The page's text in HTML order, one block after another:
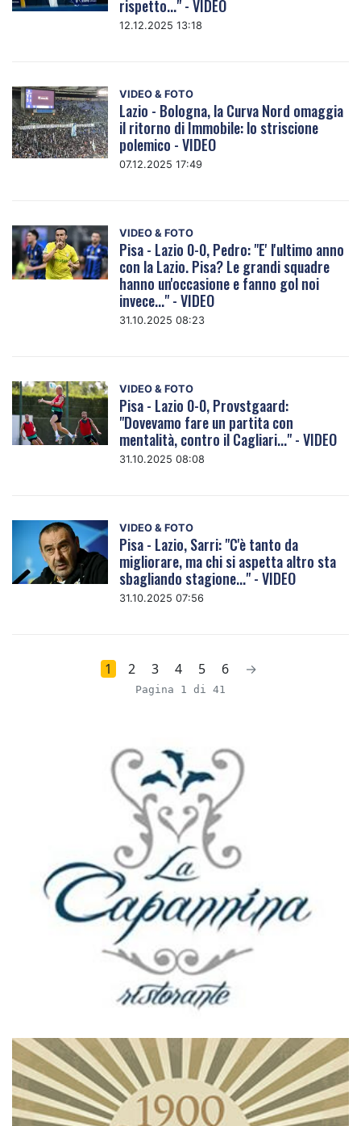
rispetto..." - VIDEO
12.12.2025 13:18
VIDEO & FOTO
Lazio - Bologna, la Curva Nord omaggia
il ritorno di Immobile: lo striscione
polemico - VIDEO
07.12.2025 17:49
VIDEO & FOTO
Pisa - Lazio 0-0, Pedro: "E' l'ultimo anno
con la Lazio. Pisa? Le grandi squadre
hanno un'occasione e fanno gol noi
invece..." - VIDEO
31.10.2025 08:23
VIDEO & FOTO
Pisa - Lazio 0-0, Provstgaard:
"Dovevamo fare un partita con
mentalità, contro il Cagliari..." - VIDEO
31.10.2025 08:08
VIDEO & FOTO
Pisa - Lazio, Sarri: "C'è tanto da
migliorare, ma chi si aspetta altro sta
sbagliando stagione..." - VIDEO
31.10.2025 07:56
1 2 3 4 5 6 →
Pagina 1 di 41